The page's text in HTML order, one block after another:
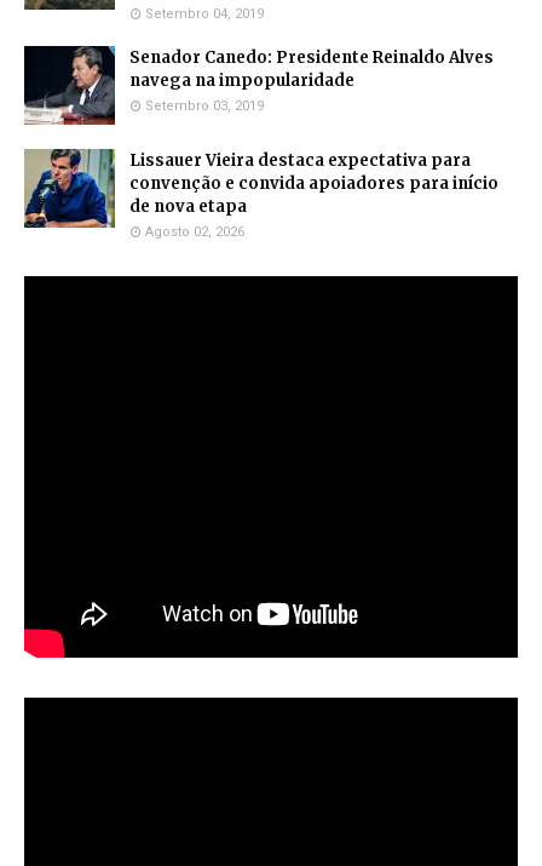
Setembro 04, 2019
Senador Canedo: Presidente Reinaldo Alves
navega na impopularidade
Setembro 03, 2019
Lissauer Vieira destaca expectativa para
convenção e convida apoiadores para início
de nova etapa
Agosto 02, 2026